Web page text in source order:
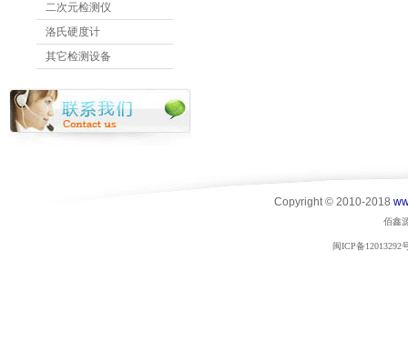
二次元检测仪
洛氏硬度计
其它检测设备
Copyright © 2010-2018
佰鑫
闽ICP备12013292